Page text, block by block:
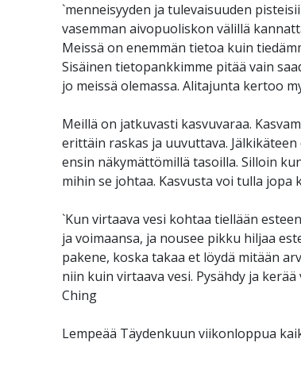
`menneisyyden ja tulevaisuuden
vasemman aivopuoliskon välillä
Meissä on enemmän tietoa kuin
Sisäinen tietopankkimme pitää vain
jo meissä olemassa. Alitajunta kertoo
Meillä on jatkuvasti kasvuvaraa.
erittäin raskas ja uuvuttava.
ensin näkymättömillä tasoilla. Silloin
mihin se johtaa. Kasvusta voi tulla jopa
`Kun virtaava vesi kohtaa tiellään
ja voimaansa, ja nousee pikku hiljaa
pakene, koska takaa et löydä mitään
niin kuin virtaava vesi. Pysähdy ja
Ching
Lempeää Täydenkuun viikonloppua